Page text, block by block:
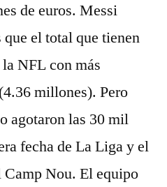
de euros. Messi
el total que tienen
NFL con más
millones). Pero
agotaron las 30 mil
fecha de La Liga y el
Nou. El equipo